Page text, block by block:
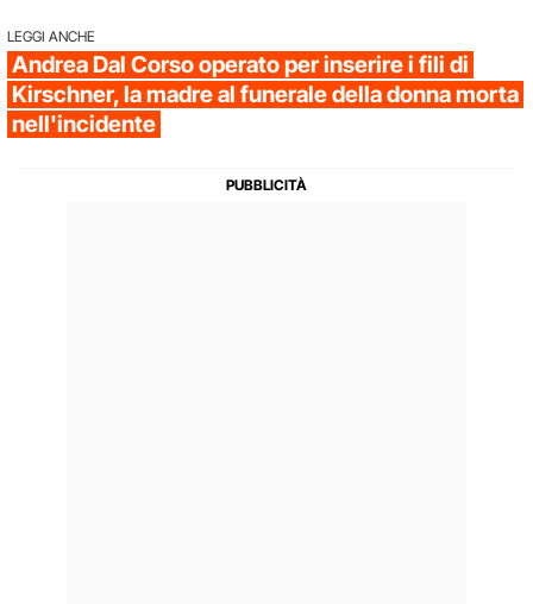
LEGGI ANCHE
Andrea Dal Corso operato per inserire i fili di
Kirschner, la madre al funerale della donna morta
nell'incidente